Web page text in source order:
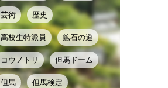
芸術 歴史
高校生特派員 鉱石の道
コウノトリ 但馬ドーム
但馬 但馬検定